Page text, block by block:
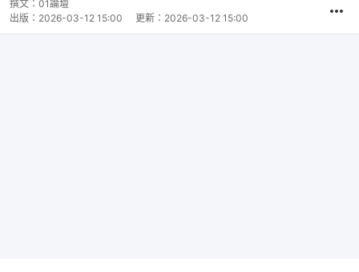
撰文： 01論壇
出版： 2026-03-12 15:00 更新： 2026-03-12 15:00